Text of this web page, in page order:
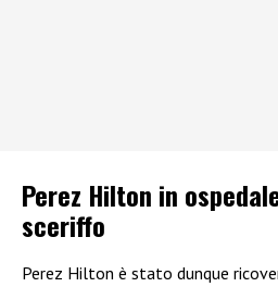
Perez Hilton in
sceriffo
Perez Hilton è stato dunque